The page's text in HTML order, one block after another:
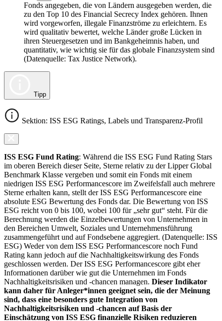
Fonds angegeben, die von Ländern ausgegeben werden, die
zu den Top 10 des Financial Secrecy Index gehören. Ihnen
wird vorgeworfen, illegale Finanzströme zu erleichtern. Es
wird qualitativ bewertet, welche Länder große Lücken in
ihren Steuergesetzen und im Bankgeheimnis haben, und
quantitativ, wie wichtig sie für das globale Finanzsystem sind
(Datenquelle: Tax Justice Network).
Tipp
Sektion: ISS ESG Ratings, Labels und Transparenz-Profil
ISS ESG Fund Rating: Während die ISS ESG Fund Rating Stars
im oberen Bereich dieser Seite, Sterne relativ zu der Lipper Global
Benchmark Klasse vergeben und somit ein Fonds mit einem
niedrigen ISS ESG Performancescore im Zweifelsfall auch mehrere
Sterne erhalten kann, stellt der ISS ESG Performancescore eine
absolute ESG Bewertung des Fonds dar. Die Bewertung von ISS
ESG reicht von 0 bis 100, wobei 100 für „sehr gut“ steht. Für die
Berechnung werden die Einzelbewertungen von Unternehmen in
den Bereichen Umwelt, Soziales und Unternehmensführung
zusammengeführt und auf Fondsebene aggregiert. (Datenquelle: ISS
ESG) Weder von dem ISS ESG Performancescore noch Fund
Rating kann jedoch auf die Nachhaltigkeitswirkung des Fonds
geschlossen werden. Der ISS ESG Performancescore gibt eher
Informationen darüber wie gut die Unternehmen im Fonds
Nachhaltigkeitsrisiken und -chancen managen. Dieser Indikator
kann daher für Anleger*innen geeignet sein, die der Meinung
sind, dass eine besonders gute Integration von
Nachhaltigkeitsrisiken und -chancen auf Basis der
Einschätzung von ISS ESG finanzielle Risiken reduzieren